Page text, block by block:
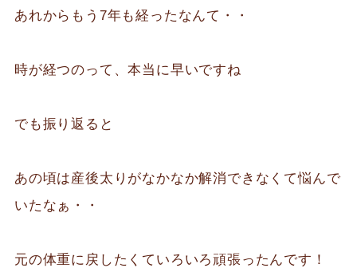
あれからもう7年も経ったなんて・・
時が経つのって、本当に早いですね
でも振り返ると
あの頃は産後太りがなかなか解消できなくて悩んで
いたなぁ・・
元の体重に戻したくていろいろ頑張ったんです！